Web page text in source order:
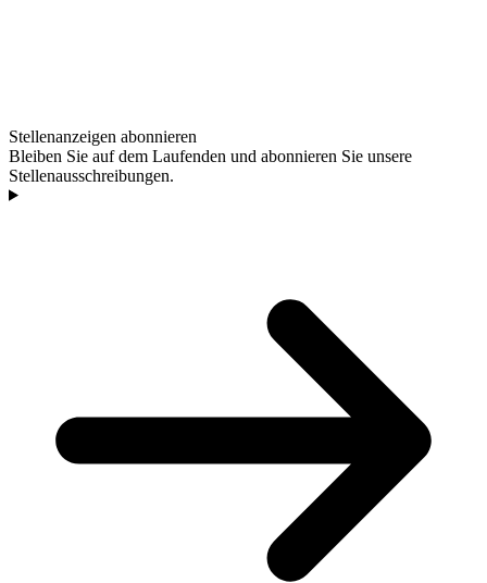
Stellenanzeigen abonnieren
Bleiben Sie auf dem Laufenden und abonnieren Sie unsere
Stellenausschreibungen.